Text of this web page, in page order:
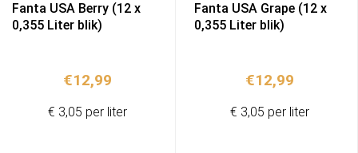
Fanta USA Berry (12 x
0,355 Liter blik)
€12,99
€ 3,05 per liter
Fanta USA Grape (12 x
0,355 Liter blik)
€12,99
€ 3,05 per liter